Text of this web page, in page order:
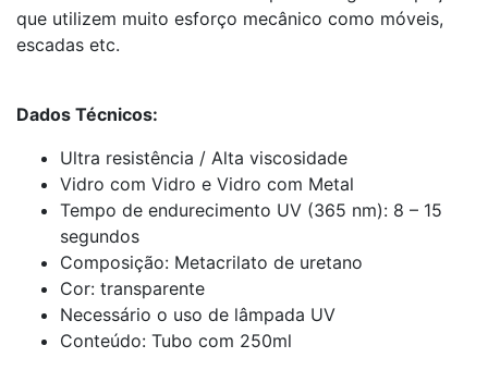
que utilizem muito esforço mecânico como móveis,
escadas etc.
Dados Técnicos:
Ultra resistência / Alta viscosidade
Vidro com Vidro e Vidro com Metal
Tempo de endurecimento UV (365 nm): 8 – 15
segundos
Composição: Metacrilato de uretano
Cor: transparente
Necessário o uso de lâmpada UV
Conteúdo: Tubo com 250ml